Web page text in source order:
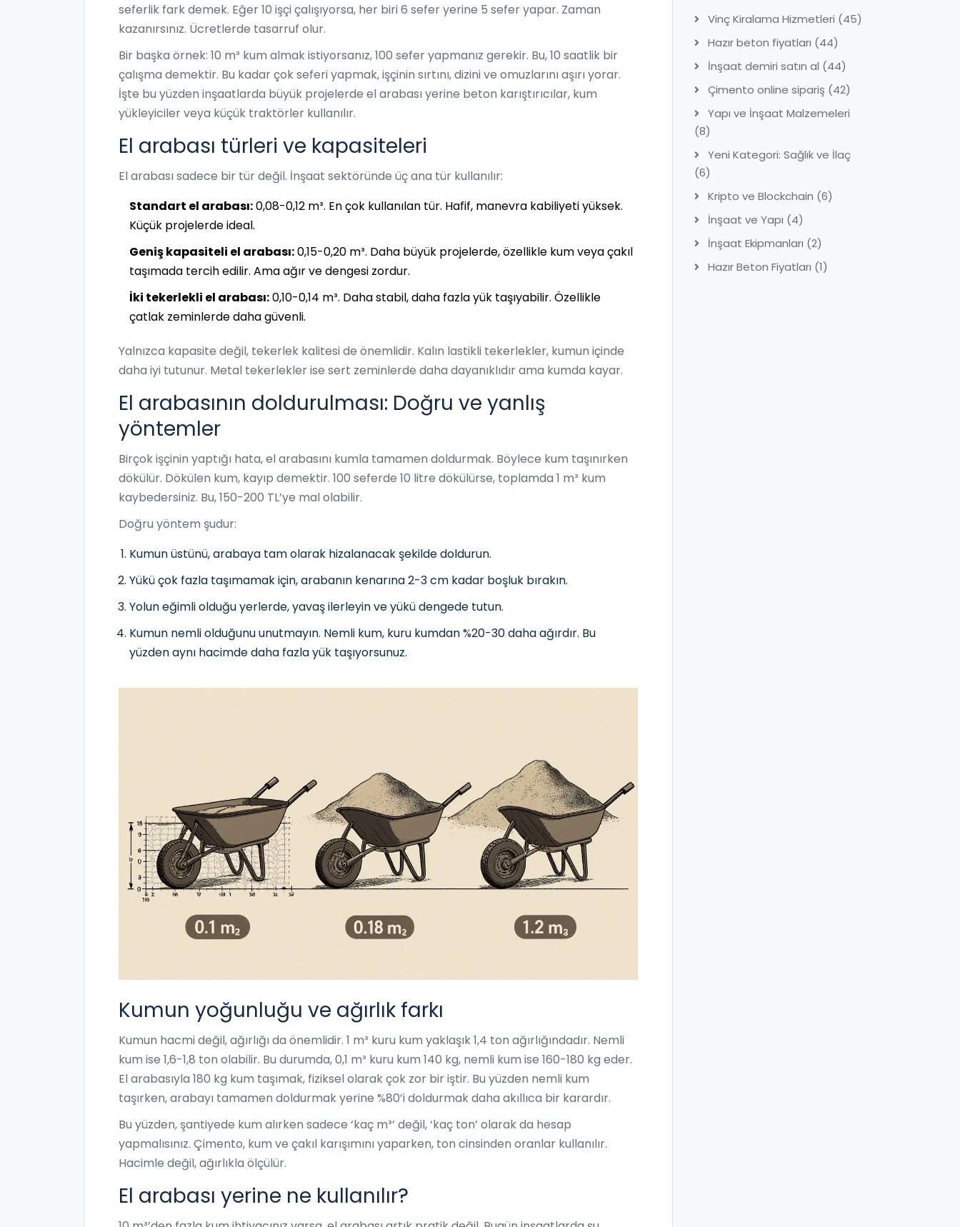
seferlik fark demek. Eğer 10 işçi çalışıyorsa, her biri 6 sefer yerine 5 sefer yapar. Zaman
kazanırsınız. Ücretlerde tasarruf olur.
Bir başka örnek: 10 m³ kum almak istiyorsanız, 100 sefer yapmanız gerekir. Bu, 10 saatlik bir
çalışma demektir. Bu kadar çok seferi yapmak, işçinin sırtını, dizini ve omuzlarını aşırı yorar.
İşte bu yüzden inşaatlarda büyük projelerde el arabası yerine beton karıştırıcılar, kum
yükleyiciler veya küçük traktörler kullanılır.
El arabası türleri ve kapasiteleri
El arabası sadece bir tür değil. İnşaat sektöründe üç ana tür kullanılır:
Standart el arabası:0,08-0,12 m³. En çok kullanılan tür. Hafif, manevra kabiliyeti yüksek.
Küçük projelerde ideal.
Geniş kapasiteli el arabası:0,15-0,20 m³. Daha büyük projelerde, özellikle kum veya çakıl
taşımada tercih edilir. Ama ağır ve dengesi zordur.
İki tekerlekli el arabası:0,10-0,14 m³. Daha stabil, daha fazla yük taşıyabilir. Özellikle
çatlak zeminlerde daha güvenli.
Yalnızca kapasite değil, tekerlek kalitesi de önemlidir. Kalın lastikli tekerlekler, kumun içinde
daha iyi tutunur. Metal tekerlekler ise sert zeminlerde daha dayanıklıdır ama kumda kayar.
El arabasının doldurulması: Doğru ve yanlış
yöntemler
Birçok işçinin yaptığı hata, el arabasını kumla tamamen doldurmak. Böylece kum taşınırken
dökülür. Dökülen kum, kayıp demektir. 100 seferde 10 litre dökülürse, toplamda 1 m³ kum
kaybedersiniz. Bu, 150-200 TL’ye mal olabilir.
Doğru yöntem şudur:
Kumun üstünü, arabaya tam olarak hizalanacak şekilde doldurun.
Yükü çok fazla taşımamak için, arabanın kenarına 2-3 cm kadar boşluk bırakın.
Yolun eğimli olduğu yerlerde, yavaş ilerleyin ve yükü dengede tutun.
Kumun nemli olduğunu unutmayın. Nemli kum, kuru kumdan %20-30 daha ağırdır. Bu
yüzden aynı hacimde daha fazla yük taşıyorsunuz.
Kumun yoğunluğu ve ağırlık farkı
Kumun hacmi değil, ağırlığı da önemlidir. 1 m³ kuru kum yaklaşık 1,4 ton ağırlığındadır. Nemli
kum ise 1,6-1,8 ton olabilir. Bu durumda, 0,1 m³ kuru kum 140 kg, nemli kum ise 160-180 kg eder.
El arabasıyla 180 kg kum taşımak, fiziksel olarak çok zor bir iştir. Bu yüzden nemli kum
taşırken, arabayı tamamen doldurmak yerine %80’i doldurmak daha akıllıca bir karardır.
Bu yüzden, şantiyede kum alırken sadece ‘kaç m³’ değil, ‘kaç ton’ olarak da hesap
yapmalısınız. Çimento, kum ve çakıl karışımını yaparken, ton cinsinden oranlar kullanılır.
Hacimle değil, ağırlıkla ölçülür.
El arabası yerine ne kullanılır?
Vinç Kiralama Hizmetleri (45)
Hazır beton fiyatları (44)
İnşaat demiri satın al (44)
Çimento online sipariş (42)
Yapı ve İnşaat Malzemeleri
(8)
Yeni Kategori: Sağlık ve İlaç
(6)
Kripto ve Blockchain (6)
İnşaat ve Yapı (4)
İnşaat Ekipmanları (2)
Hazır Beton Fiyatları (1)